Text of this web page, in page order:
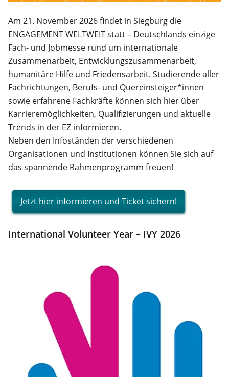
Am 21. November 2026 findet in Siegburg die
ENGAGEMENT WELTWEIT statt – Deutschlands einzige
Fach- und Jobmesse rund um internationale
Zusammenarbeit, Entwicklungszusammenarbeit,
humanitäre Hilfe und Friedensarbeit. Studierende aller
Fachrichtungen, Berufs- und Quereinsteiger*innen
sowie erfahrene Fachkräfte können sich hier über
Karrieremöglichkeiten, Qualifizierungen und aktuelle
Trends in der EZ informieren.
Neben den Infoständen der verschiedenen
Organisationen und Institutionen können Sie sich auf
das spannende Rahmenprogramm freuen!
Jetzt hier informieren und Ticket sichern!
International Volunteer Year – IVY 2026